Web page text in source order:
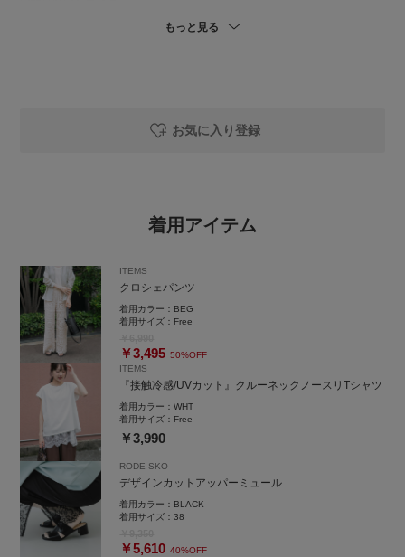
もっと見る
お気に入り登録
着用アイテム
ITEMS
クロシェパンツ
着用カラー： BEG
着用サイズ： Free
￥3,495 50%OFF
ITEMS
『接触冷感/UVカット』クルーネックノースリTシャツ
着用カラー：WHT
着用サイズ： Free
￥3,990
RODE SKO
デザインカットアッパーミュール
着用カラー： BLACK
着用サイズ：38
￥5,610 40%OFF